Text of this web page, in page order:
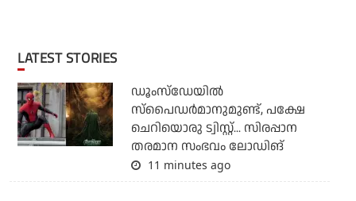
LATEST STORIES
ഡൂംസ്‌ഡേയില്‍
സ്‌പൈഡര്‍മാനുമുണ്ട്, പക്ഷേ
ചെറിയൊരു ട്വിസ്റ്റ്... സിരപ്പാന
തരമാന സംഭവം ലോഡിങ്
11 minutes ago